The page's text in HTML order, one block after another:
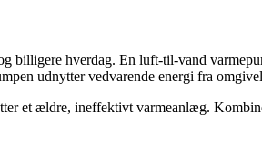
billigere hverdag. En luft-til-vand
udnytter vedvarende energi fra
et ældre, ineffektivt varmeanlæg.